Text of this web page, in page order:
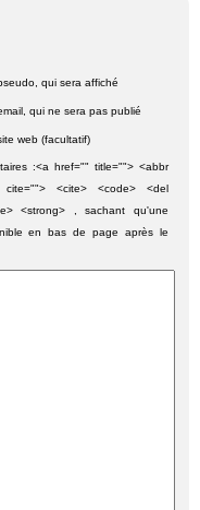
qui sera affiché
qui ne sera pas publié
web (facultatif)
:<a href="" title=""> <abbr
cite=""> <cite> <code> <del
<strong> , sachant qu'une
en bas de page après le